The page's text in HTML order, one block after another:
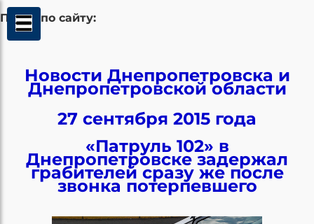
Поиск по сайту:
Новости Днепропетровска и
Днепропетровской области
27 сентября 2015 года
«Патруль 102» в
Днепропетровске задержал
грабителей сразу же после
звонка потерпевшего